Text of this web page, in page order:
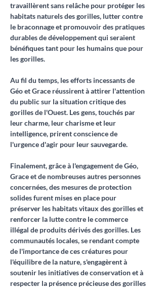
travaillèrent sans relâche pour protéger les
habitats naturels des gorilles, lutter contre
le braconnage et promouvoir des pratiques
durables de développement qui seraient
bénéfiques tant pour les humains que pour
les gorilles.
Au fil du temps, les efforts incessants de
Géo et Grace réussirent à attirer l'attention
du public sur la situation critique des
gorilles de l'Ouest. Les gens, touchés par
leur charme, leur charisme et leur
intelligence, prirent conscience de
l'urgence d'agir pour leur sauvegarde.
Finalement, grâce à l'engagement de Géo,
Grace et de nombreuses autres personnes
concernées, des mesures de protection
solides furent mises en place pour
préserver les habitats vitaux des gorilles et
renforcer la lutte contre le commerce
illégal de produits dérivés des gorilles. Les
communautés locales, se rendant compte
de l'importance de ces créatures pour
l'équilibre de la nature, s'engagèrent à
soutenir les initiatives de conservation et à
respecter la présence précieuse des gorilles